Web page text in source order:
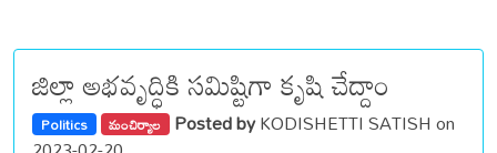
జిల్లా అభవృద్ధికి సమిష్టిగా కృషి చేద్దాం
Politics మంచిర్యాల Posted byKODISHETTI SATISH on